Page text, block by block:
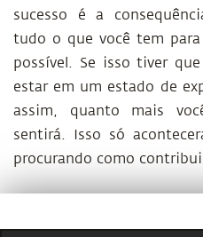
sucesso é a
tudo o que você tem
possível. Se isso tiver
estar em um estado de
assim, quanto mais
sentirá. Isso só
procurando como